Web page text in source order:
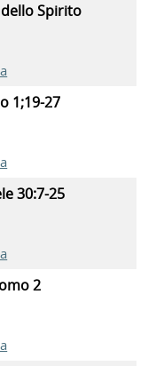
Spirito
1;19-27
30:7-25
2